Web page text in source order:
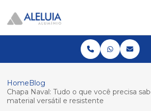
HomeBlog
Chapa Naval: Tudo o que você precisa
material versátil e resistente